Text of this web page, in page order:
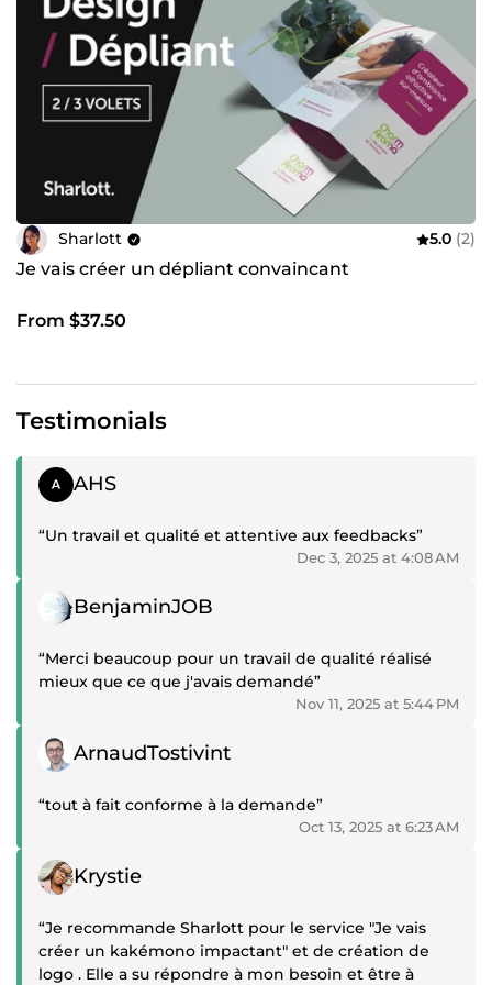
Sharlott 5.0 (2)
Je vais créer un dépliant convaincant
From $37.50
Testimonials
Positive review
AHS
“Un travail et qualité et attentive aux feedbacks”
Dec 3, 2025 at 4:08 AM
Positive review
BenjaminJOB
“Merci beaucoup pour un travail de qualité réalisé
mieux que ce que j'avais demandé”
Nov 11, 2025 at 5:44 PM
Positive review
ArnaudTostivint
“tout à fait conforme à la demande”
Oct 13, 2025 at 6:23 AM
Positive review
Krystie
“Je recommande Sharlott pour le service "Je vais
créer un kakémono impactant" et de création de
logo . Elle a su répondre à mon besoin et être à